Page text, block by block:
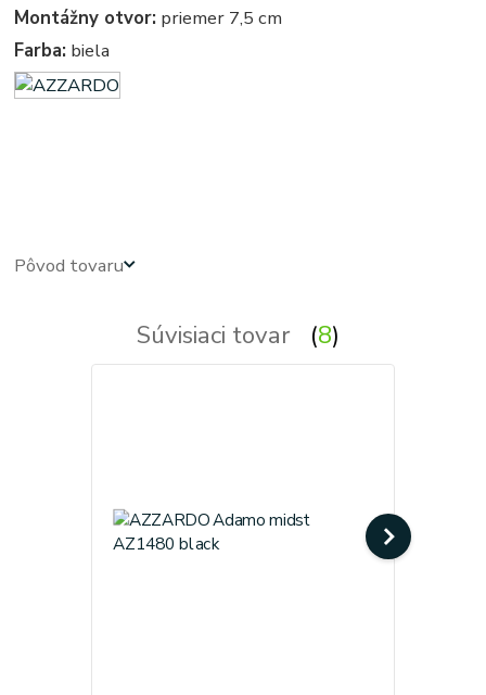
Montážny otvor: priemer 7,5 cm
Farba: biela
Pôvod tovaru
Súvisiaci tovar 8